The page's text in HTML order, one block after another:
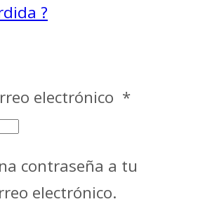
?
electrónico *
contraseña a tu
electrónico.